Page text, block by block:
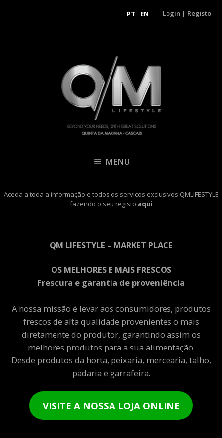
PT EN Login | Registo
MENU
Aceda a toda a informação e todos os serviços exclusivos QMLIFESTYLE
fazendo o seu registo aqui
QM LIFESTYLE – MARKET PLACE
OS MELHORES E MAIS FRESCOS
Frescura e garantia de proveniência
A nossa missão é levar aos consumidores, produtos
frescos de alta qualidade provenientes o mais
diretamente do produtor, garantindo assim os
melhores produtos para a sua alimentação.
Desde produtos da horta, peixaria, mercearia, talho,
padaria e garrafeira.
VISITE A NOSSA LOJA ONLINE